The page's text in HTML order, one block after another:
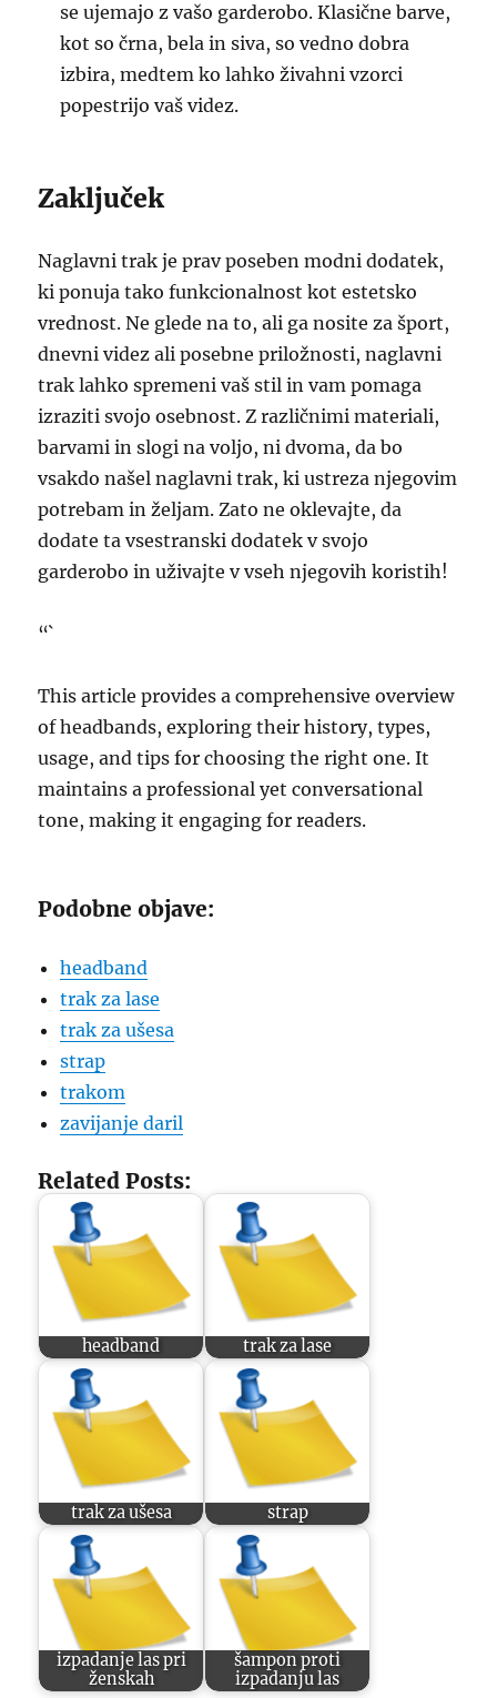
se ujemajo z vašo garderobo. Klasične barve,
kot so črna, bela in siva, so vedno dobra
izbira, medtem ko lahko živahni vzorci
popestrijo vaš videz.
Zaključek
Naglavni trak je prav poseben modni dodatek,
ki ponuja tako funkcionalnost kot estetsko
vrednost. Ne glede na to, ali ga nosite za šport,
dnevni videz ali posebne priložnosti, naglavni
trak lahko spremeni vaš stil in vam pomaga
izraziti svojo osebnost. Z različnimi materiali,
barvami in slogi na voljo, ni dvoma, da bo
vsakdo našel naglavni trak, ki ustreza njegovim
potrebam in željam. Zato ne oklevajte, da
dodate ta vsestranski dodatek v svojo
garderobo in uživajte v vseh njegovih koristih!
“`
This article provides a comprehensive overview
of headbands, exploring their history, types,
usage, and tips for choosing the right one. It
maintains a professional yet conversational
tone, making it engaging for readers.
Podobne objave:
headband
trak za lase
trak za ušesa
strap
trakom
zavijanje daril
Related Posts:
headband trak za lase
trak za ušesa strap
izpadanje las pri
ženskah
šampon proti
izpadanju las